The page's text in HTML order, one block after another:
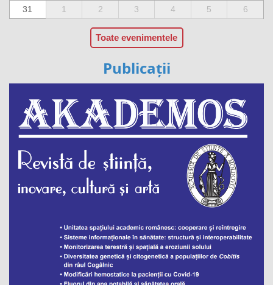
31
1 2 3 4 5 6
Toate evenimentele
Publicații